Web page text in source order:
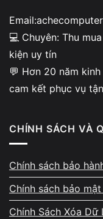
Kinh
Vi Tính A Chề
lĩnh vực nâng
CPU, VGA,
văn phòng, đồ
bảo máy chạy
💻 Chuyên: Thu
kiện uy tín
💬 Hơn 20 năm
cam kết phục vụ
CHÍNH SÁCH VÀ
Chính sách bảo
Chính sách bảo
Chính Sách Xóa